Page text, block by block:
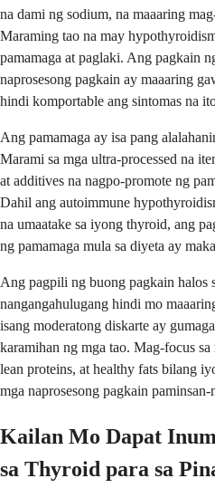
na dami ng sodium, na maaaring
Maraming tao na may
pamamaga at paglaki. Ang pagkain
naprosesong pagkain ay maaaring
hindi komportable ang sintomas na
Ang pamamaga ay isa pang
Marami sa mga ultra-processed na
at additives na nagpo-promote ng
Dahil ang autoimmune
na umaatake sa iyong thyroid, ang
ng pamamaga mula sa diyeta ay
Ang pagpili ng buong pagkain halos
nangangahulugang hindi mo
isang moderatong diskarte ay
karamihan ng mga tao. Mag-focus
lean proteins, at healthy fats bilang
mga naprosesong pagkain
Kailan Mo Dapat
sa Thyroid para sa